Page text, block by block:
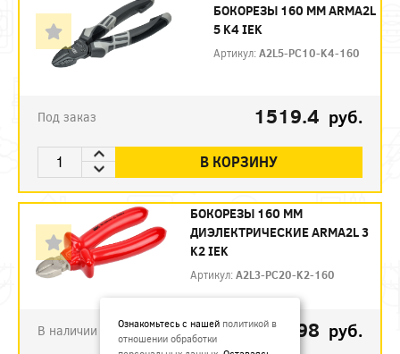
БОКОРЕЗЫ 160 ММ ARMA2L
5 K4 IEK
Артикул:A2L5-PC10-K4-160
Под заказ 1519.4 руб.
В КОРЗИНУ
БОКОРЕЗЫ 160 ММ
ДИЭЛЕКТРИЧЕСКИЕ ARMA2L 3
K2 IEK
Артикул:A2L3-PC20-K2-160
В наличии 792.98 руб.
Ознакомьтесь с нашей политикой в
отношении обработки